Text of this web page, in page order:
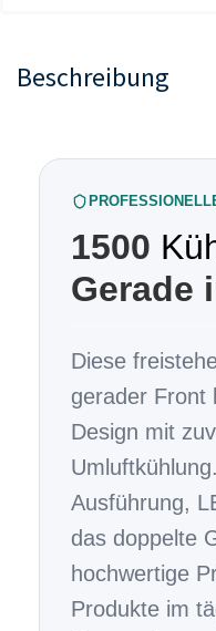
Beschreibung
1500
Gerade
Diese
gerader Front
Design mit
Ausführung,
das doppelte
hochwertige
Produkte im